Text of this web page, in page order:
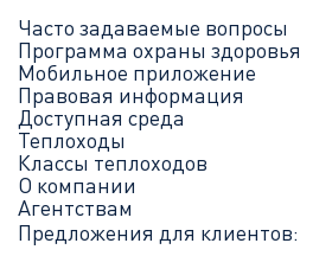
Часто задаваемые вопросы
Программа охраны здоровья
Мобильное приложение
Правовая информация
Доступная среда
Теплоходы
Классы теплоходов
О компании
Агентствам
Предложения для клиентов: